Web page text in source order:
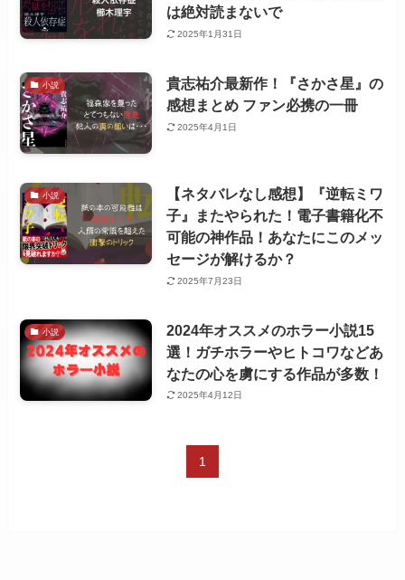
は絶対読まないで
2025年1月31日
小説
貴志祐介最新作！『さかさ星』の
感想まとめ ファン必携の一冊
2025年4月1日
小説
【ネタバレなし感想】『逆転ミワ
子』またやられた！電子書籍化不
可能の神作品！あなたにこのメッ
セージが解けるか？
2025年7月23日
小説
2024年オススメのホラー小説15
選！ガチホラーやヒトコワなどあ
なたの心を虜にする作品が多数！
2025年4月12日
1